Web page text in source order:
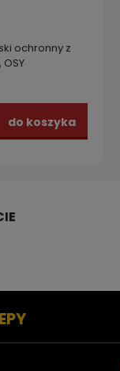
ochronny z
OSY
do koszyka